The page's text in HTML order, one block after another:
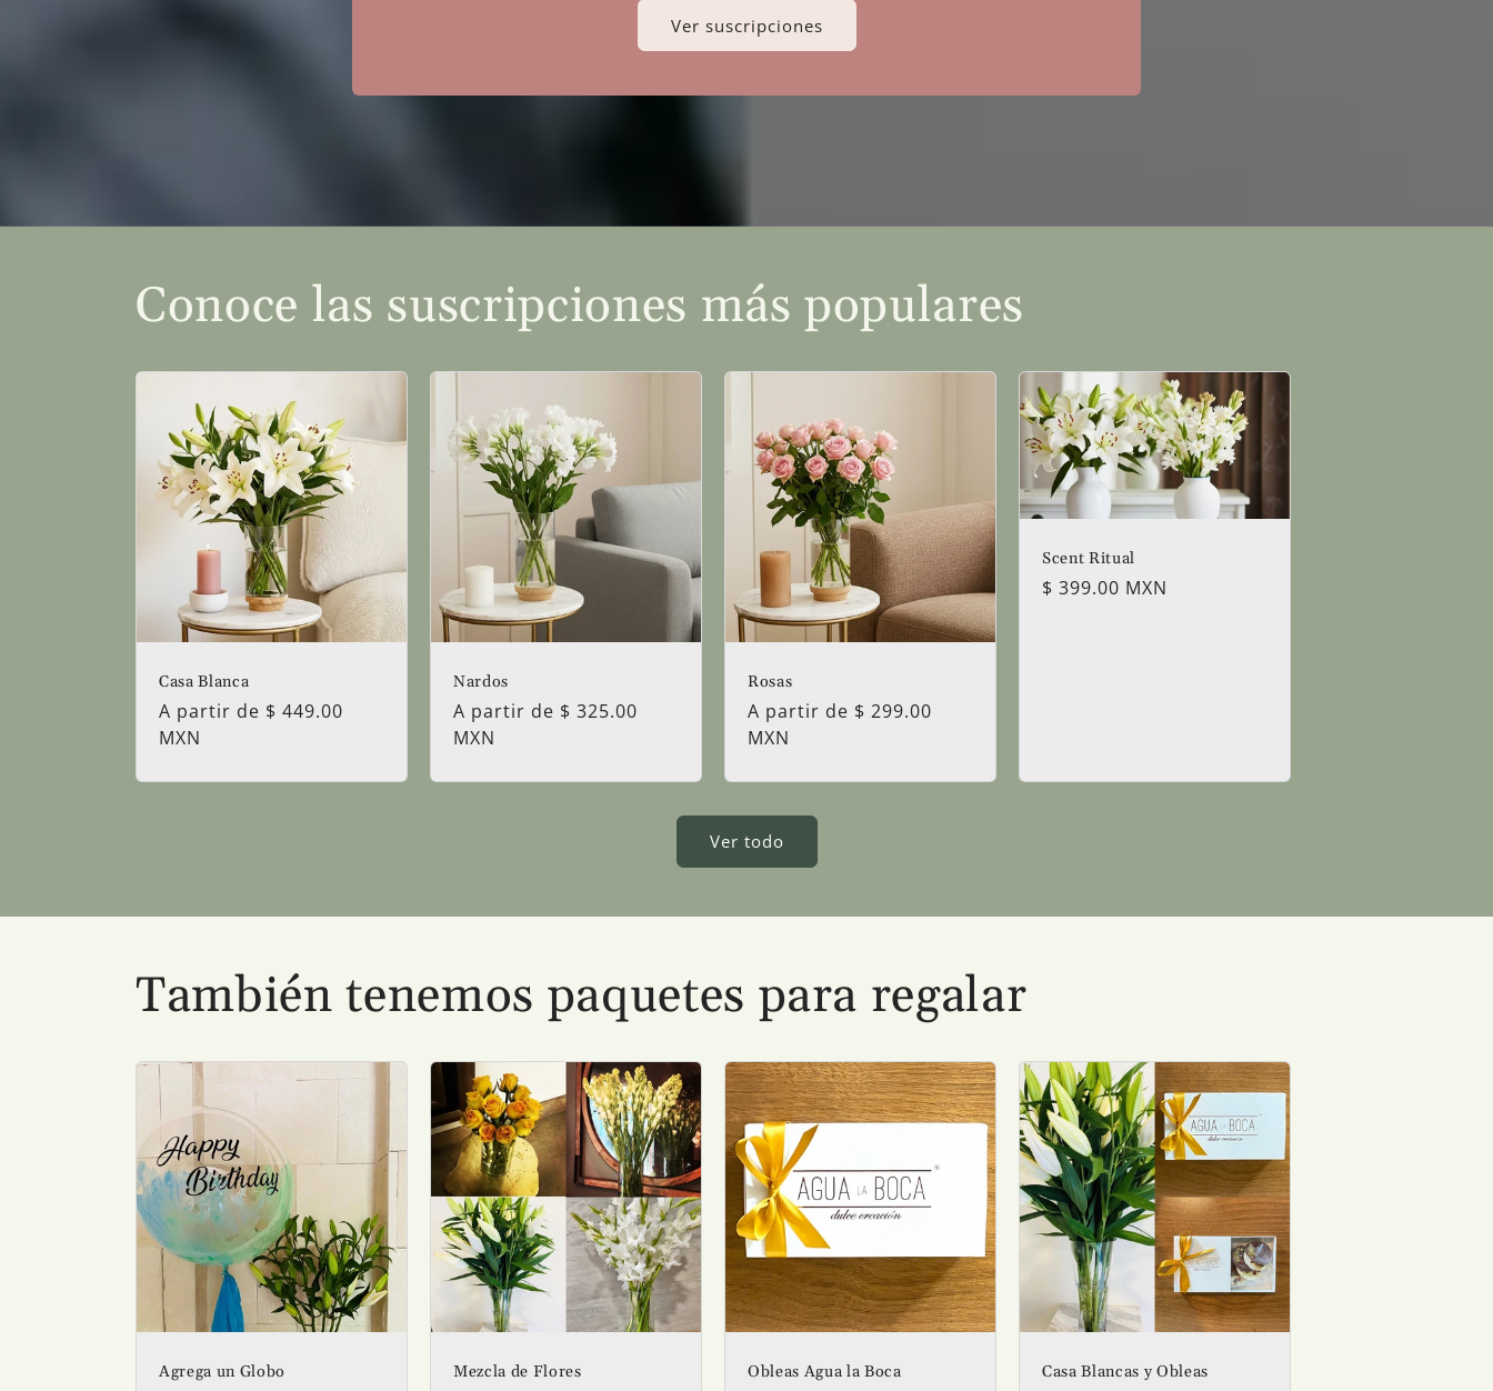
Ver suscripciones
Conoce las suscripciones más populares
Casa Blanca
Precio
habitual
A partir de $ 449.00
MXN
Nardos
Precio
habitual
A partir de $ 325.00
MXN
Rosas
Precio
habitual
A partir de $ 299.00
MXN
Scent Ritual
Precio
$ 399.00 MXN
Ver todo
También tenemos paquetes para regalar
Agrega un Globo Mezcla de Flores Obleas Agua la Boca Casa Blancas y Obleas